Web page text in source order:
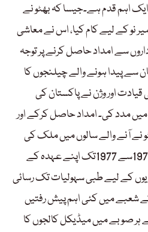
اہم قدم ہے۔جیسا کہ بھٹو نے
نو کے لیے کام کیا، اس نے معاشی
سے امداد حاصل کرنے پر توجہ
سے پیدا ہونے والے چیلنجوں کا
قیادت اور وژن نے پاکستان کی
میں مدد کی۔ امداد حاصل کرکے اور
نے آنے والے سالوں میں ملک کی
ترقی اور ترقی کی بنیاد رکھی۔ 1971سے 1977تک اپنے عہدہ کے
کے لیے طبی سہولیات تک رسائی
شعبے میں کئی اہم پیش رفتیں
ہر صوبے میں میڈیکل کالجوں کا